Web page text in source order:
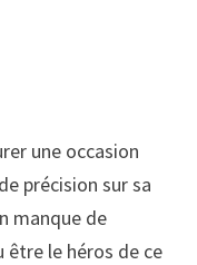
une occasion
précision sur sa
manque de
être le héros de ce